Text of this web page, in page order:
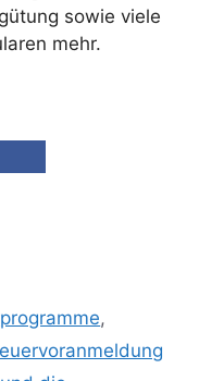
sowie viele
mehr.
,